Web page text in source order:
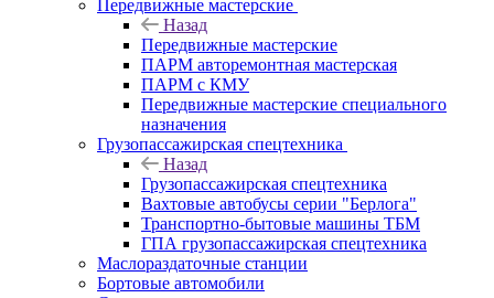
Передвижные мастерские
Назад
Передвижные мастерские
ПАРМ авторемонтная мастерская
ПАРМ с КМУ
Передвижные мастерские специального
назначения
Грузопассажирская спецтехника
Назад
Грузопассажирская спецтехника
Вахтовые автобусы серии "Берлога"
Транспортно-бытовые машины ТБМ
ГПА грузопассажирская спецтехника
Маслораздаточные станции
Бортовые автомобили